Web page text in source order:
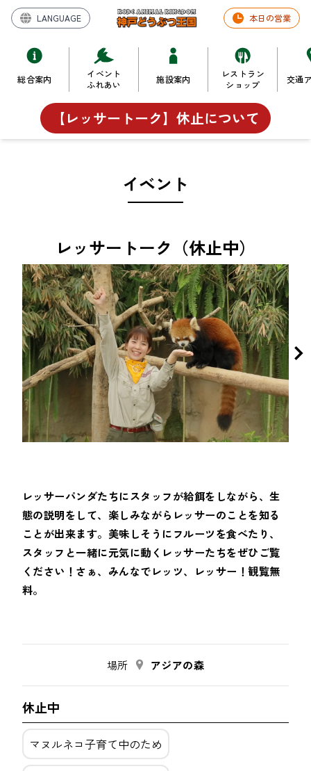
LANGUAGE 本日の営業
総合案内
イベント
ふれあい
施設案内
レストラン
ショップ
交通
【レッサートーク】休止について
イベント
レッサートーク（休止中）
レッサーパンダたちにスタッフが給餌をしながら、生
態の説明をして、楽しみながらレッサーのことを知る
ことが出来ます。美味しそうにフルーツを食べたり、
スタッフと一緒に元気に動くレッサーたちをぜひご覧
ください！さぁ、みんなでレッツ、レッサー！観覧無
料。
場所 アジアの森
休止中
マヌルネコ子育て中のため